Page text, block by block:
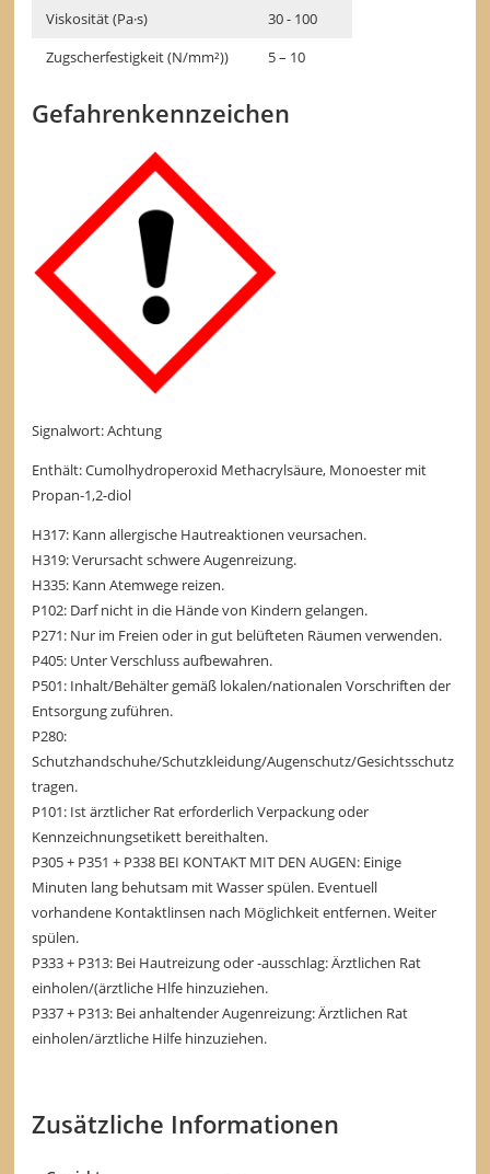
Viskosität (Pa·s)
30 - 100
Zugscherfestigkeit (N/mm²))
5 – 10
Gefahrenkennzeichen
Signalwort: Achtung
Enthält: Cumolhydroperoxid Methacrylsäure, Monoester mit
Propan-1,2-diol
H317: Kann allergische Hautreaktionen veursachen.
H319: Verursacht schwere Augenreizung.
H335: Kann Atemwege reizen.
P102: Darf nicht in die Hände von Kindern gelangen.
P271: Nur im Freien oder in gut belüfteten Räumen verwenden.
P405: Unter Verschluss aufbewahren.
P501: Inhalt/Behälter gemäß lokalen/nationalen Vorschriften der
Entsorgung zuführen.
P280:
Schutzhandschuhe/Schutzkleidung/Augenschutz/Gesichtsschutz
tragen.
P101: Ist ärztlicher Rat erforderlich Verpackung oder
Kennzeichnungsetikett bereithalten.
P305 + P351 + P338 BEI KONTAKT MIT DEN AUGEN: Einige
Minuten lang behutsam mit Wasser spülen. Eventuell
vorhandene Kontaktlinsen nach Möglichkeit entfernen. Weiter
spülen.
P333 + P313: Bei Hautreizung oder -ausschlag: Ärztlichen Rat
einholen/(ärztliche Hlfe hinzuziehen.
P337 + P313: Bei anhaltender Augenreizung: Ärztlichen Rat
einholen/ärztliche Hilfe hinzuziehen.
Zusätzliche Informationen